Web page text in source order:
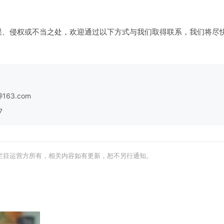
侵权或不当之处，欢迎通过以下方式与我们取得联系，我们将尽
运营方所有，相关内容如有更新，恕不另行通知。